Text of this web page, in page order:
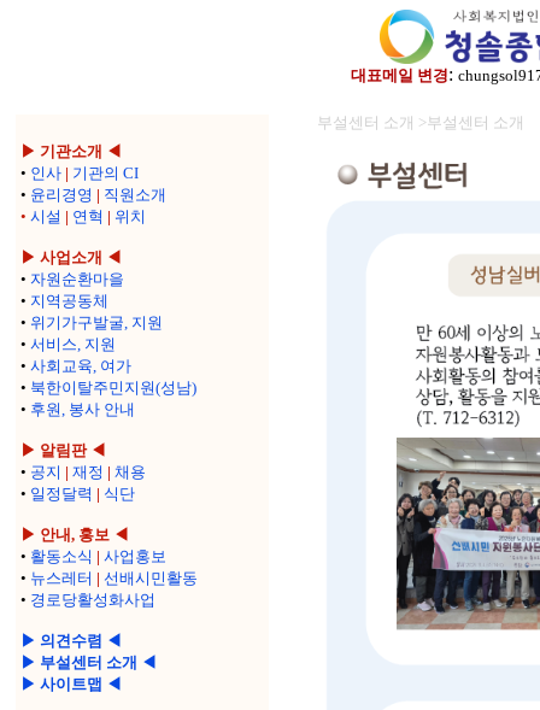
대표메일 변경:
▶ 기관소개 ◀
• 인사 | 기관의 CI
• 윤리경영 | 직원소개
• 시설 | 연혁 | 위치
▶ 사업소개 ◀
• 자원순환마을
• 지역공동체
• 위기가구발굴, 지원
• 서비스, 지원
• 사회교육, 여가
• 북한이탈주민지원(성남)
• 후원, 봉사 안내
▶ 알림판 ◀
• 공지 | 재정 | 채용
• 일정달력 | 식단
▶ 안내, 홍보 ◀
• 활동소식 | 사업홍보
• 뉴스레터 | 선배시민활동
• 경로당활성화사업
▶ 의견수렴 ◀
▶ 부설센터 소개 ◀
▶ 사이트맵 ◀
부설센터 소개 >부설센터 소개